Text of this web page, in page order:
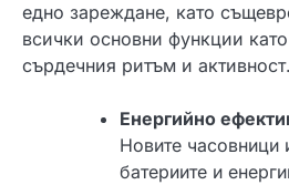
едно зареждане, като
всички основни функции
сърдечния ритъм и активност.
Енергийно
Новите часовници
батериите и